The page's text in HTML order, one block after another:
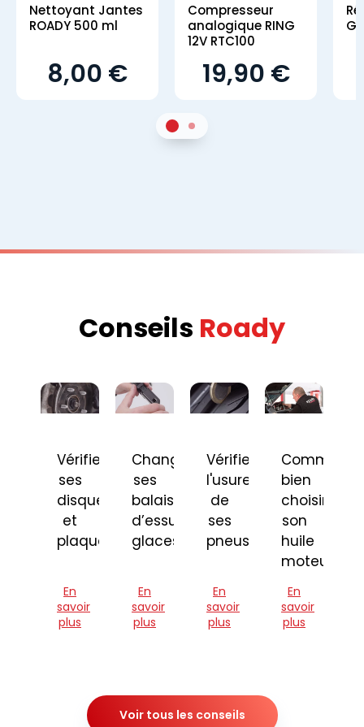
Nettoyant Jantes
ROADY 500 ml
8,00 €
Compresseur
analogique RING
12V RTC100
19,90 €
Sur 22Sur 2
Conseils Roady
Vérifier
ses
disques
et
plaquettes
En
savoir
plus
Changer
ses
balais
d’essuie-
glaces
En
savoir
plus
Vérifier
l'usure
de
ses
pneus
En
savoir
plus
Comment
bien
choisir
son
huile
moteur
En
savoir
plus
Voir tous les conseils